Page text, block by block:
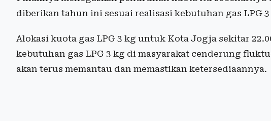
diberikan tahun ini sesuai realisasi kebutuhan gas LPG
Alokasi kuota gas LPG 3 kg untuk Kota Jogja sekitar
kebutuhan gas LPG 3 kg di masyarakat cenderung
akan terus memantau dan memastikan ketersediaannya.